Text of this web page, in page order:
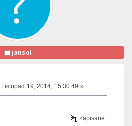
jansol
Listopad 19, 2014, 15:30:49 »
Zapisane